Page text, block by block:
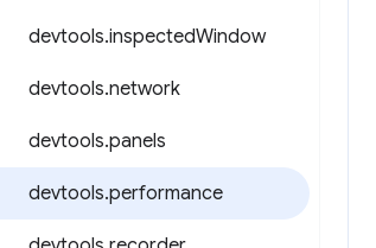
devtools.inspectedWindow
devtools.network
devtools.panels
devtools.performance